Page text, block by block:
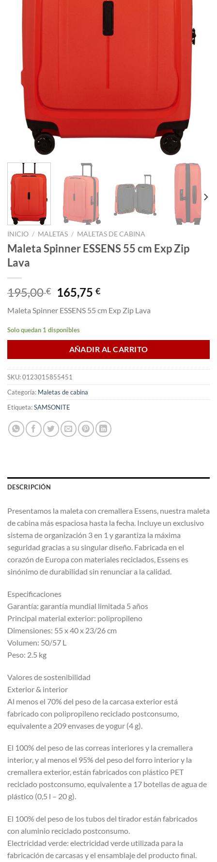
INICIO / MALETAS / MALETAS DE CABINA
Maleta Spinner ESSENS 55 cm Exp Zip
Lava
195,00€
El
precio
original
era:
195,00 €.
165,75€El
actual
165,75 €.
Maleta Spinner ESSENS 55 cm Exp Zip Lava
Solo quedan 1 disponibles
AÑADIR AL CARRITO
SKU:0123015855451
Categoría: Maletas de cabina
Etiqueta:SAMSONITE
DESCRIPCIÓN
Presentamos la maleta con cremallera Essens, nuestra maleta
de cabina más espaciosa hasta la fecha. Incluye un exclusivo
sistema de organización 3 en 1 y garantiza la máxima
seguridad gracias a su singular diseño. Fabricada en el
corazón de Europa con materiales reciclados, Essens es
sinónimo de durabilidad sin renunciar a la calidad.
Especificaciones
Garantía: garantía mundial limitada 5 años
Principal material exterior: polipropileno
Dimensiones: 55 x 40 x 23/26 cm
Volumen: 50/57 L
Peso: 2.5 kg
Valores de sostenibilidad
Exterior & interior
Al menos el 70% del peso de la carcasa exterior está
fabricado con polipropileno reciclado postconsumo,
equivalente a 209 envases de yogur (4 g).
El 100% del peso de las correas interiores y la cremallera
interior, y al menos el 95% del peso del forro interior y la
cremallera exterior, están fabricados con plástico PET
reciclado postconsumo, equivalente a 17 botellas de agua de
plástico (0,5 l – 20 g).
El 100% del peso de los tubos del tirador están fabricados
con aluminio reciclado postconsumo.
Electricidad verde: electricidad verde utilizada para la
fabricación de carcasas y el ensamblaje del producto final.